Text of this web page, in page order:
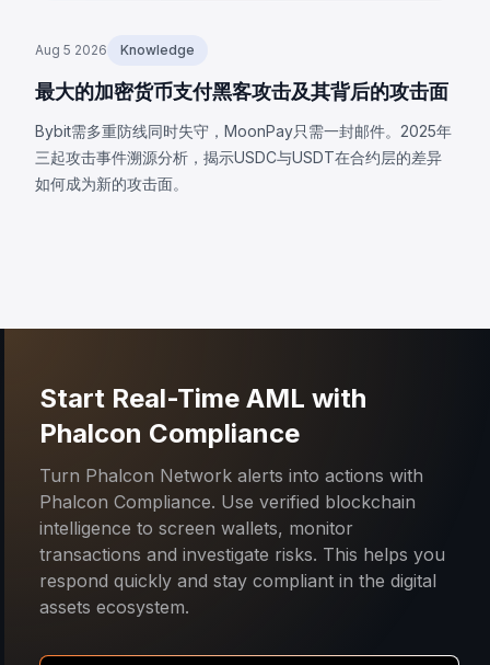
Aug 5 2026 Knowledge
最大的加密货币支付黑客攻击及其背后的攻击面
Bybit需多重防线同时失守，MoonPay只需一封邮件。2025年
三起攻击事件溯源分析，揭示USDC与USDT在合约层的差异
如何成为新的攻击面。
Start Real-Time AML with
Phalcon Compliance
Turn Phalcon Network alerts into actions with
Phalcon Compliance. Use verified blockchain
intelligence to screen wallets, monitor
transactions and investigate risks. This helps you
respond quickly and stay compliant in the digital
assets ecosystem.